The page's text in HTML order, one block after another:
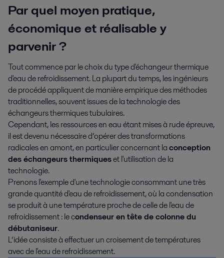
Par quel moyen pratique,
économique et réalisable y
parvenir ?
Tout commence par le choix du type d'échangeur thermique
d'eau de refroidissement. La plupart du temps, les ingénieurs
de procédé appliquent de manière empirique des méthodes
traditionnelles, souvent issues de la technologie des
échangeurs thermiques tubulaires.
Cependant, les ressources en eau étant mises à rude épreuve,
il est devenu nécessaire d’opérer des transformations
radicales en amont, en particulier concernant laconception
des échangeurs thermiqueset l'utilisation de la
technologie.
Prenons l'exemple d'une technologie consommant une très
grande quantité d'eau de refroidissement, où la condensation
se produit à une température proche de celle de l'eau de
refroidissement : le condenseur en tête de colonne du
débutaniseur.
L’idée consiste à effectuer un croisement de températures
avec de l'eau de refroidissement.